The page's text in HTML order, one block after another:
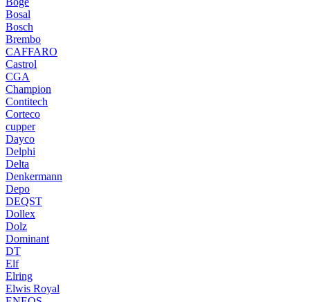
Bosal
Bosch
Brembo
CAFFARO
Castrol
CGA
Champion
Contitech
Corteco
cupper
Dayco
Delphi
Delta
Denkermann
Depo
DEQST
Dollex
Dolz
Dominant
DT
Elf
Elring
Elwis Royal